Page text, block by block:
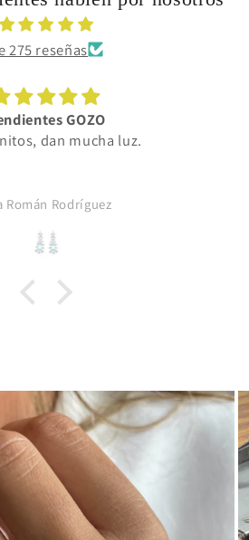
275 reseñas
GOZO
dan mucha luz.
Román Rodríguez